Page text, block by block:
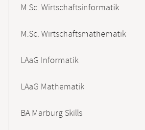
M.Sc. Wirtschaftsinformatik
M.Sc. Wirtschaftsmathematik
LAaG Informatik
LAaG Mathematik
BA Marburg Skills